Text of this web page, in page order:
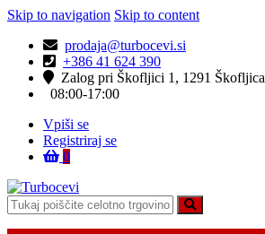
Skip to navigation Skip to content
prodaja@turbocevi.si
+386 41 624 390
Zalog pri Škofljici 1, 1291 Škofljica
08:00-17:00
Vpiši se
Registriraj se
0
Turbocevi
Turbo ideal – turbo cevi